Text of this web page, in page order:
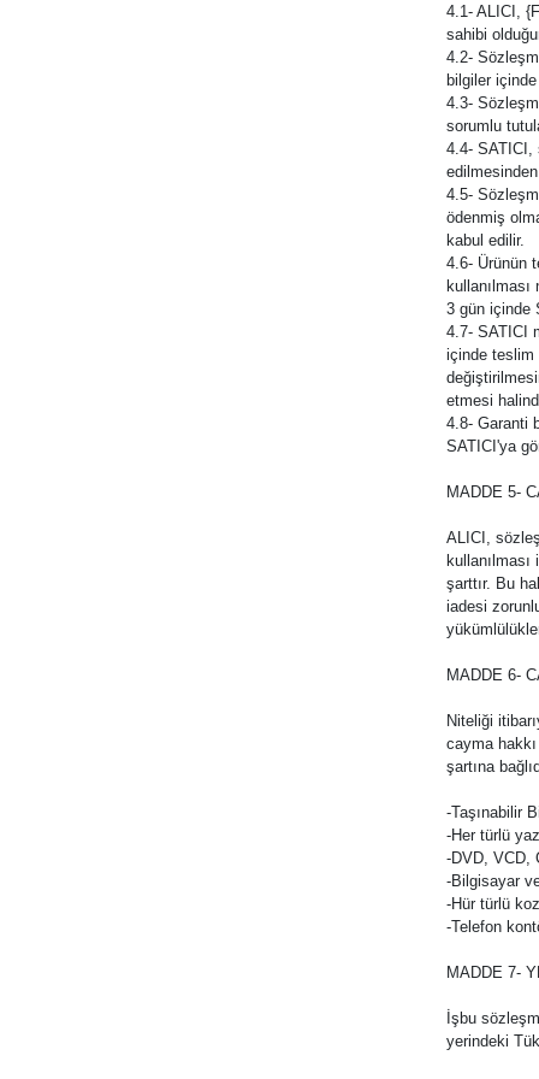
4.1- ALICI,
sahibi
4.2-
bilgiler
4.3-
sorumlu
4.4- SATICI,
4.5-
ödenmiş
kabul edilir.
4.6- Ürünün
3 gün içinde
4.7- SATICI
içinde teslim
etmesi
4.8- Garanti
SATICI'ya
MADDE 5-
ALICI,
şarttır. Bu
iadesi
MADDE 6-
Niteliği
cayma
şartına
-Taşınabilir
-Her türlü
-DVD, VCD,
-Bilgisayar
-Hür türlü
-Telefon
MADDE 7-
İşbu
yerindeki